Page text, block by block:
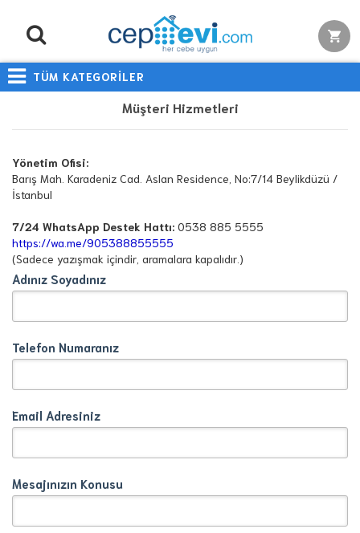
TÜM KATEGORİLER
Müşteri Hizmetleri
Yönetim Ofisi:
Barış Mah. Karadeniz Cad. Aslan Residence, No:7/14 Beylikdüzü /
İstanbul
7/24 WhatsApp Destek Hattı: 0538 885 5555
https://wa.me/905388855555
(Sadece yazışmak içindir, aramalara kapalıdır.)
Adınız Soyadınız
Telefon Numaranız
Email Adresiniz
Mesajınızın Konusu